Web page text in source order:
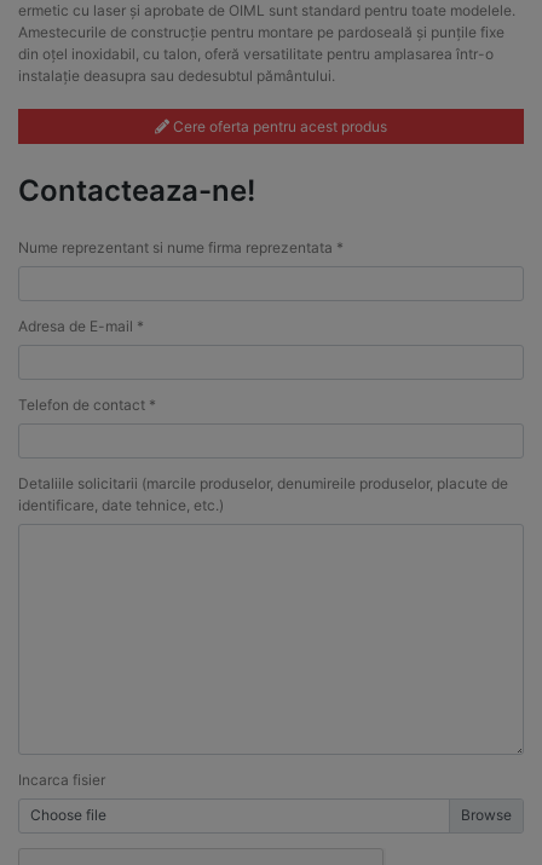
ermetic cu laser și aprobate de OIML sunt standard pentru toate modelele.
Amestecurile de construcție pentru montare pe pardoseală și punțile fixe
din oțel inoxidabil, cu talon, oferă versatilitate pentru amplasarea într-o
instalație deasupra sau dedesubtul pământului.
Cere oferta pentru acest produs
Contacteaza-ne!
Nume reprezentant si nume firma reprezentata *
Adresa de E-mail *
Telefon de contact *
Detaliile solicitarii (marcile produselor, denumireile produselor, placute de
identificare, date tehnice, etc.)
Incarca fisier
Choose file